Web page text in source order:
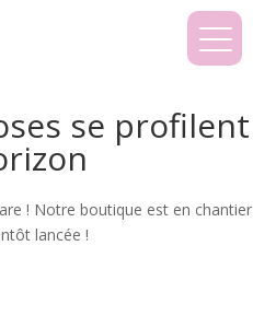
se profilent
! Notre boutique est en chantier
lancée !